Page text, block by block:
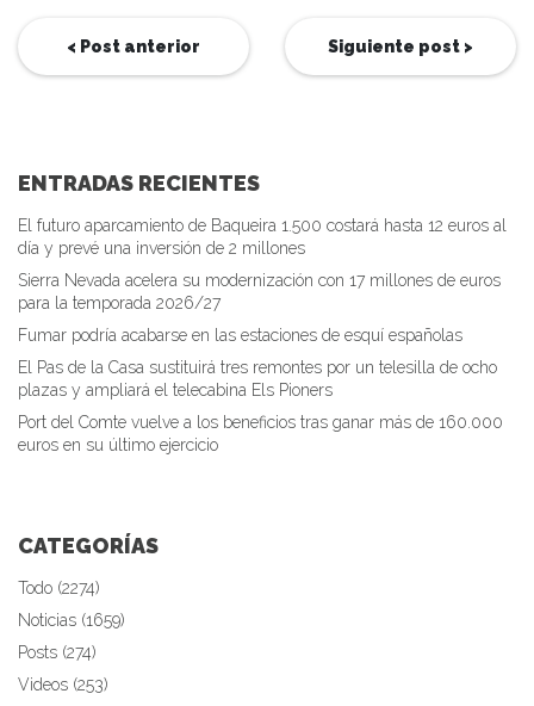
< Post anterior Siguiente post >
ENTRADAS RECIENTES
El futuro aparcamiento de Baqueira 1.500 costará hasta 12 euros al
día y prevé una inversión de 2 millones
Sierra Nevada acelera su modernización con 17 millones de euros
para la temporada 2026/27
Fumar podría acabarse en las estaciones de esquí españolas
El Pas de la Casa sustituirá tres remontes por un telesilla de ocho
plazas y ampliará el telecabina Els Pioners
Port del Comte vuelve a los beneficios tras ganar más de 160.000
euros en su último ejercicio
CATEGORÍAS
Todo (2274)
Noticias (1659)
Posts (274)
Videos (253)